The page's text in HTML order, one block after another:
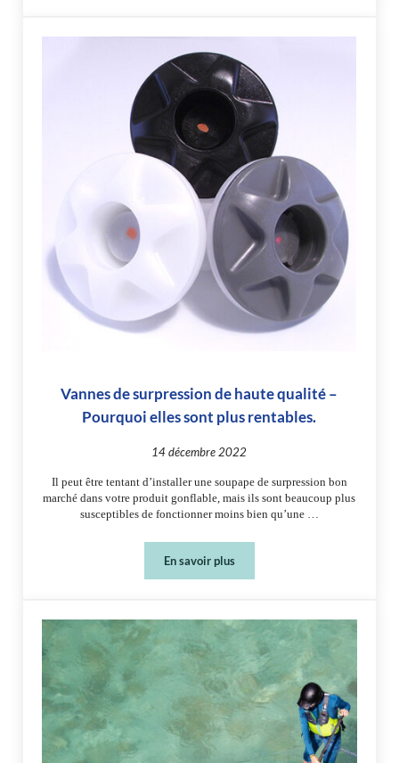
Vannes de surpression de haute qualité –
Pourquoi elles sont plus rentables.
14 décembre 2022
Il peut être tentant d’installer une soupape de surpression bon
marché dans votre produit gonflable, mais ils sont beaucoup plus
susceptibles de fonctionner moins bien qu’une …
En savoir plus
Vannes de surpression de haute